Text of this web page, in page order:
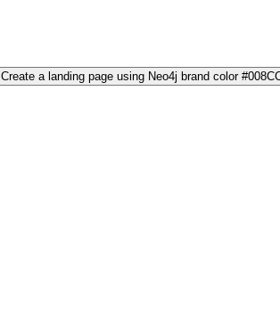
Create a landing page using Neo4j brand color